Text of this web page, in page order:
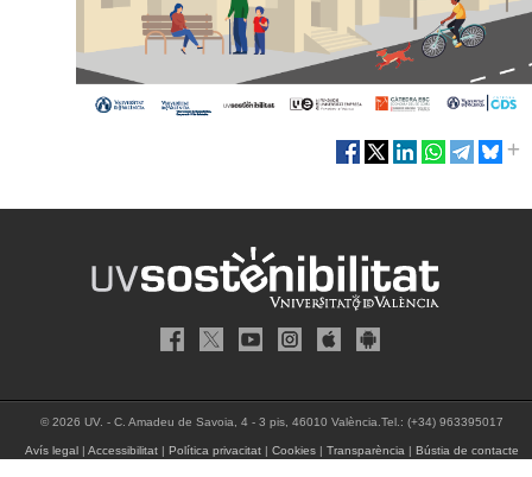
© 2026 UV. - C. Amadeu de Savoia, 4 - 3 pis, 46010 València.Tel.: (+34) 963395017
Avís legal| Accessibilitat| Política privacitat| Cookies| Transparència | Bústia de contacte